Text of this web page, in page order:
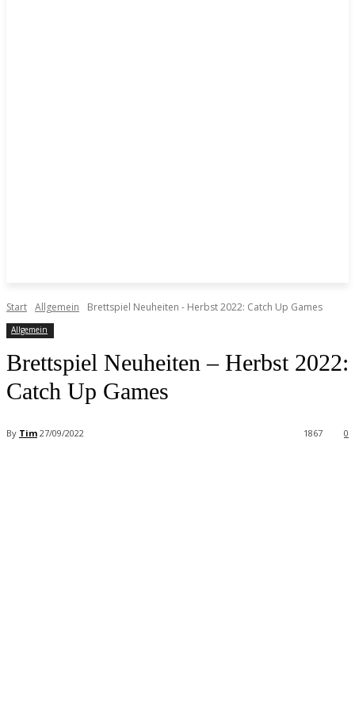
Start Allgemein Brettspiel Neuheiten - Herbst 2022: Catch Up Games
Allgemein
Brettspiel Neuheiten – Herbst 2022:
Catch Up Games
By Tim 27/09/2022 0
1867